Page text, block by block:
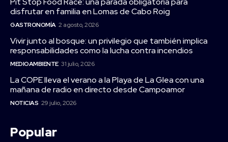
disfrutar en familia en Lomas de Cabo Roig
GASTRONOMÍA 2 agosto, 2026
Vivir junto al bosque: un privilegio que también implica
responsabilidades como la lucha contra incendios
MEDIOAMBIENTE 31 julio, 2026
La COPE lleva el verano a la Playa de La Glea con una
mañana de radio en directo desde Campoamor
NOTICIAS 29 julio, 2026
Popular